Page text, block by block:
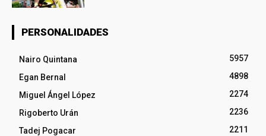
PERSONALIDADES
Nairo Quintana
5957
Egan Bernal
4898
Miguel Ángel López
2274
Rigoberto Urán
2236
Tadej Pogacar
2211